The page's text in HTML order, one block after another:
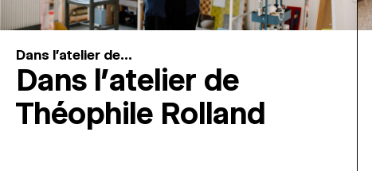
Dans l'atelier de...
Dans l’atelier de
Théophile Rolland